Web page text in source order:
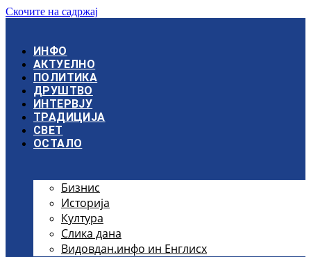
Скочите на садржај
ИНФО
АКТУЕЛНО
ПОЛИТИКА
ДРУШТВО
ИНТЕРВЈУ
ТРАДИЦИЈА
СВЕТ
ОСТАЛО
Бизнис
Историја
Култура
Слика дана
Видовдан.инфо ин Енглисх